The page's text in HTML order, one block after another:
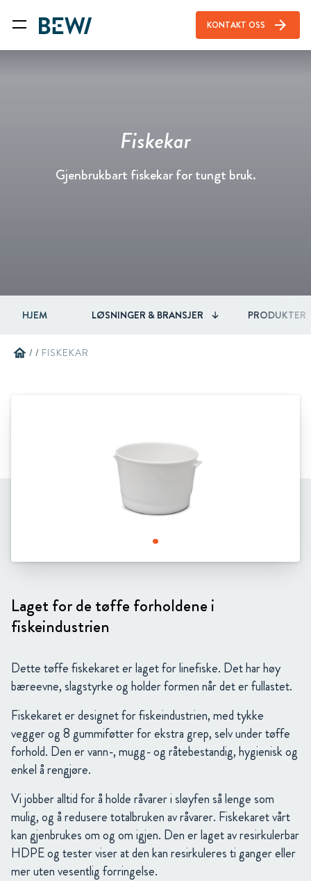
KONTAKT OSS arrow_forward
Fiskekar
Gjenbrukbart fiskekar for tungt bruk.
HJEM LØSNINGER & BRANSJER PRODUKTER
home / / FISKEKAR
Laget for de tøffe forholdene i
fiskeindustrien
Dette tøffe fiskekaret er laget for linefiske. Det har høy
bæreevne, slagstyrke og holder formen når det er fullastet.
Fiskekaret er designet for fiskeindustrien, med tykke
vegger og 8 gummiføtter for ekstra grep, selv under tøffe
forhold. Den er vann-, mugg- og råtebestandig, hygienisk og
enkel å rengjøre.
Vi jobber alltid for å holde råvarer i sløyfen så lenge som
mulig, og å redusere totalbruken av råvarer. Fiskekaret vårt
kan gjenbrukes om og om igjen. Den er laget av resirkulerbar
HDPE og tester viser at den kan resirkuleres ti ganger eller
mer uten vesentlig forringelse.